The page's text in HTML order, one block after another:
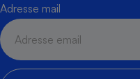
Adresse mail